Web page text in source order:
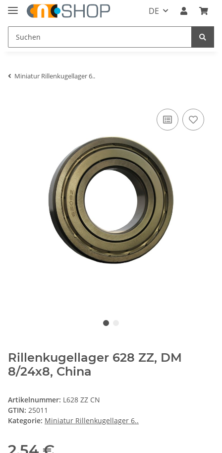
DE
Miniatur Rillenkugellager 6..
Rillenkugellager 628 ZZ, DM
8/24x8, China
Artikelnummer: L628 ZZ CN
GTIN: 25011
Kategorie: Miniatur Rillenkugellager 6..